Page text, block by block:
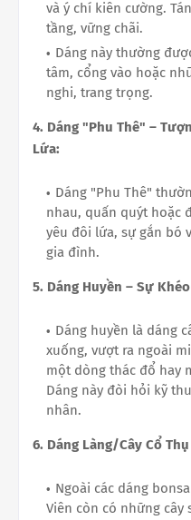
và ý chí kiên cường.
tầng, vững chãi.
Dáng này thường
tâm, cổng vào hoặc
nghi, trang trọng.
4. Dáng "Phu Thê" –
Lứa:
Dáng "Phu Thê"
nhau, quấn quýt hoặc
yêu đôi lứa, sự gắn bó
gia đình.
5. Dáng Huyền – Sự
Dáng huyền là dáng
xuống, vượt ra ngoài
một dòng thác đổ hay
Dáng này đòi hỏi kỹ
nhân.
6. Dáng Làng/Cây Cổ
Ngoài các dáng
Viên còn có những cây